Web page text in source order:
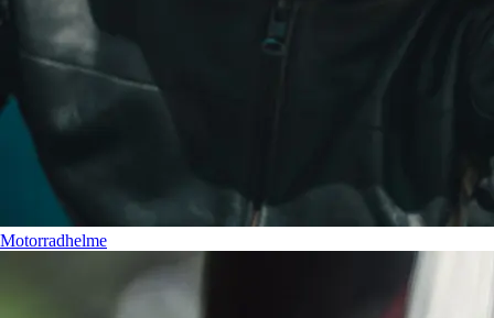
Motorradhelme